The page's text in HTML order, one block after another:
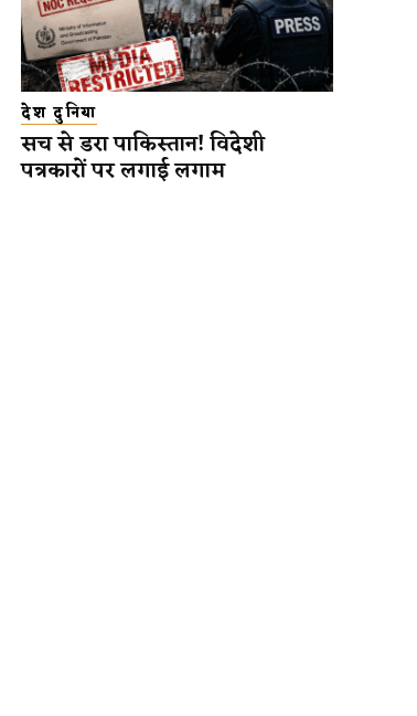
देश दुनिया
सच से डरा पाकिस्तान! विदेशी
पत्रकारों पर लगाई लगाम